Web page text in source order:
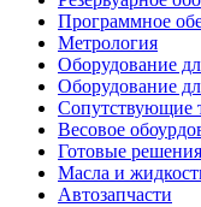
Программное
Метрология
Оборудование
Оборудование
Сопутствующие
Весовое
Готовые решения
Масла и
Автозапчасти